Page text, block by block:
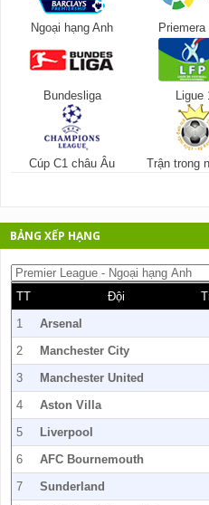
Ngoại hạng Anh Priemera
Bundesliga Ligue
Cúp C1 châu Âu Trận trong
BẢNG XẾP HẠNG
TT Đội
1
Arsenal
2
Manchester City
3
Manchester United
4
Aston Villa
5
Liverpool
6
AFC Bournemouth
7
Sunderland